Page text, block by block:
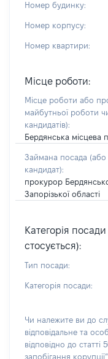
Номер будинку:
Номер корпусу:
Номер квартири:
Місце роботи:
Місце роботи або
майбутньої роботи
кандидатів):
Бердянська місцева
Займана посада (або
кандидат):
прокурор
Запорізької області
Категорія
стосується):
Тип посади:
Категорія посади:
Чи належите ви до
відповідальне та
відповідно до
запобігання